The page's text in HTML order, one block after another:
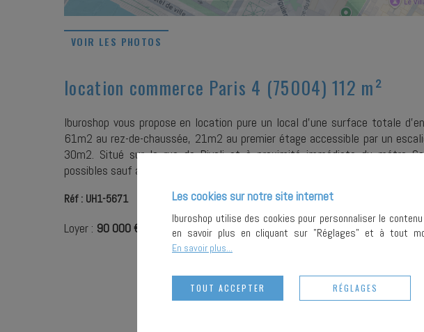
VOIR LES PHOTOS
location commerce Paris 4 (75004) 112 m²
Iburoshop vous propose en location pure un local d'une surface totale
61m2 au rez-de-chaussée, 21m2 au premier étage accessible par un
30m2. Situé sur la rue de Rivoli et à proximité immédiate du métro
possibles sauf alimentaire. A visiter rapidement.
Réf : UH1-5671
Loyer : 90 000 € /an HC HT*
Les cookies sur notre site internet
Iburoshop utilise des cookies pour personnaliser le
en savoir plus en cliquant sur "Réglages" et à tout
En savoir plus...
TOUT ACCEPTER RÉGLAGES